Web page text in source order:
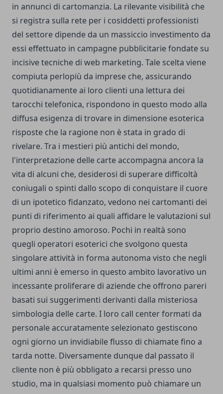
in annunci di cartomanzia. La rilevante visibilità che
si registra sulla rete per i cosiddetti professionisti
del settore dipende da un massiccio investimento da
essi effettuato in campagne pubblicitarie fondate su
incisive tecniche di web marketing. Tale scelta viene
compiuta perlopiù da imprese che, assicurando
quotidianamente ai loro clienti una lettura dei
tarocchi telefonica, rispondono in questo modo alla
diffusa esigenza di trovare in dimensione esoterica
risposte che la ragione non è stata in grado di
rivelare. Tra i mestieri più antichi del mondo,
l'interpretazione delle carte accompagna ancora la
vita di alcuni che, desiderosi di superare difficoltà
coniugali o spinti dallo scopo di conquistare il cuore
di un ipotetico fidanzato, vedono nei cartomanti dei
punti di riferimento ai quali affidare le valutazioni sul
proprio destino amoroso. Pochi in realtà sono
quegli operatori esoterici che svolgono questa
singolare attività in forma autonoma visto che negli
ultimi anni è emerso in questo ambito lavorativo un
incessante proliferare di aziende che offrono pareri
basati sui suggerimenti derivanti dalla misteriosa
simbologia delle carte. I loro call center formati da
personale accuratamente selezionato gestiscono
ogni giorno un invidiabile flusso di chiamate fino a
tarda notte. Diversamente dunque dal passato il
cliente non è più obbligato a recarsi presso uno
studio, ma in qualsiasi momento può chiamare un